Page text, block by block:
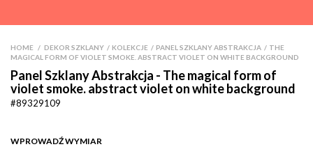
HOME DEKOR SZKLANY >KOLEKCJE >PANEL SZKLANY ABSTRAKCJA >THE
MAGICAL FORM OF VIOLET SMOKE. ABSTRACT VIOLET ON WHITE BACKGROUND
Panel Szklany Abstrakcja - The magical form of
violet smoke. abstract violet on white background
#89329109
WPROWADŹ WYMIAR